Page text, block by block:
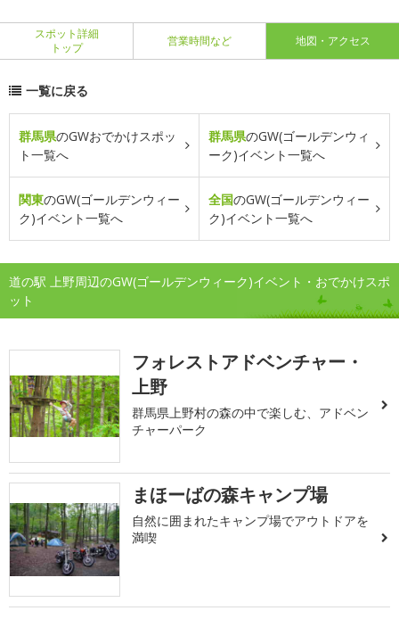
スポット詳細
トップ
営業時間など 地図・アクセス
一覧に戻る
群馬県のGWおでかけスポッ
ト一覧へ
群馬県のGW(ゴールデンウィ
ーク)イベント一覧へ
関東のGW(ゴールデンウィー
ク)イベント一覧へ
全国のGW(ゴールデンウィー
ク)イベント一覧へ
道の駅 上野周辺のGW(ゴールデンウィーク)イベント・おでかけスポ
ット
フォレストアドベンチャー・
上野
群馬県上野村の森の中で楽しむ、アドベン
チャーパーク
まほーばの森キャンプ場
自然に囲まれたキャンプ場でアウトドアを
満喫